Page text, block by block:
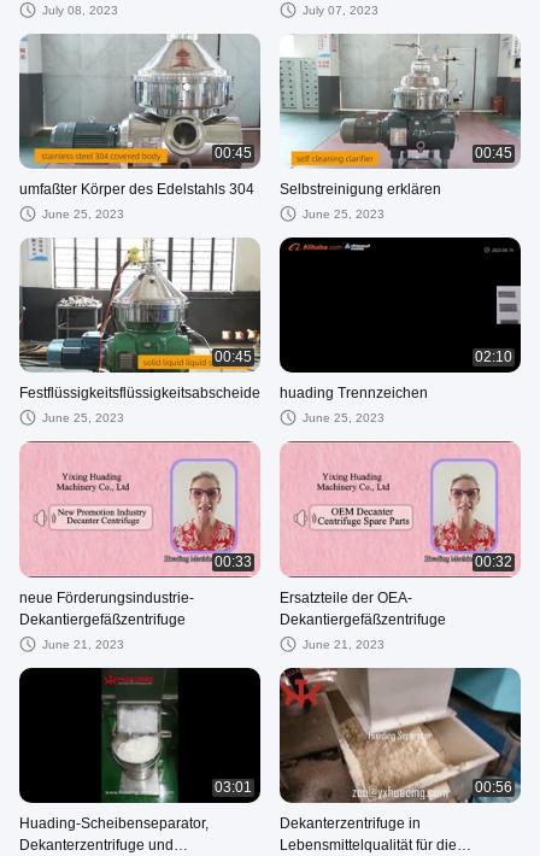
July 08, 2023 July 07, 2023
00:45
umfaßter Körper des Edelstahls 304
June 25, 2023
00:45
Selbstreinigung erklären
June 25, 2023
00:45
Festflüssigkeitsflüssigkeitsabscheider
June 25, 2023
02:10
huading Trennzeichen
June 25, 2023
00:33
neue Förderungsindustrie-
Dekantiergefäßzentrifuge
June 21, 2023
00:32
Ersatzteile der OEA-
Dekantiergefäßzentrifuge
June 21, 2023
03:01
Huading-Scheibenseparator,
Dekanterzentrifuge und
00:56
Dekanterzentrifuge in
Lebensmittelqualität für die